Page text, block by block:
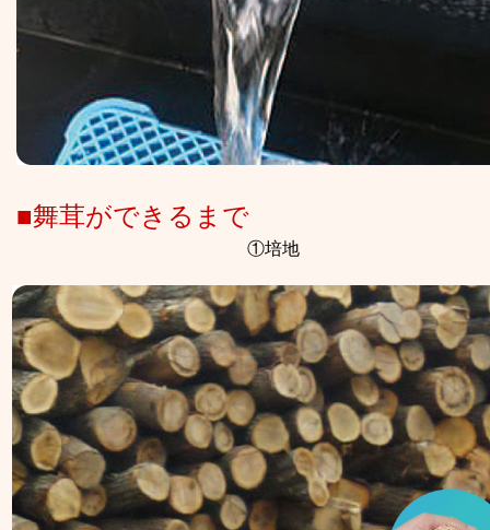
■舞茸ができるまで
①培地